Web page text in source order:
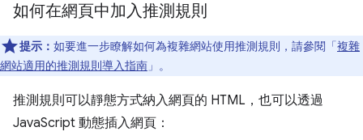
如何在網頁中加入推測規則
提示： 如要進一步瞭解如何為複雜網站使用推測規則，請參閱「複雜
網站適用的推測規則導入指南 」。
推測規則可以靜態方式納入網頁的 HTML，也可以透過
JavaScript 動態插入網頁：